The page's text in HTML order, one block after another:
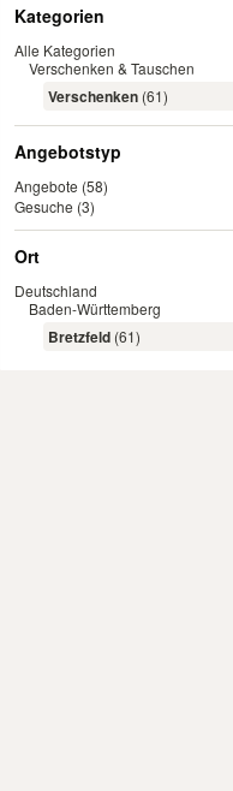
Kategorien
Alle Kategorien
Verschenken & Tauschen
Verschenken (61)
Angebotstyp
Angebote (58)
Gesuche (3)
Ort
Deutschland
Baden-Württemberg
Bretzfeld (61)